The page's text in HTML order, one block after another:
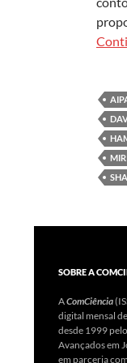
SOBRE A
AComCiência
digital mensal
desde 1999
Avançados em
em parceria